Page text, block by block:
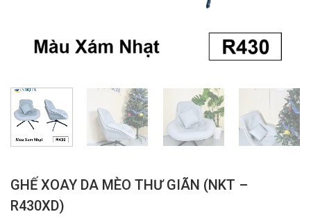
GHẾ XOAY DA MÈO THƯ GIÃN (NKT –
R430XD)